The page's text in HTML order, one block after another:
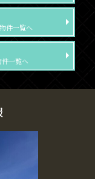
件一覧へ
一覧へ